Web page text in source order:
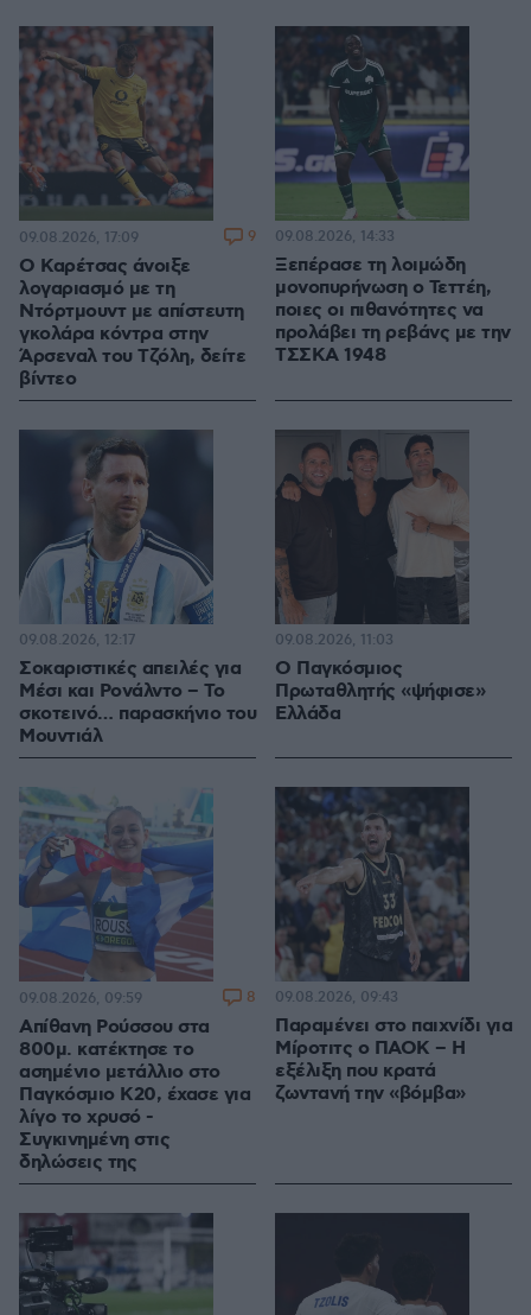
Ο Καρέτσας άνοιξε
λογαριασμό με τη
Ντόρτμουντ με απίστευτη
γκολάρα κόντρα στην
Άρσεναλ του Τζόλη, δείτε
βίντεο
09.08.2026, 17:09 9
Ξεπέρασε τη λοιμώδη
μονοπυρήνωση ο Τεττέη,
ποιες οι πιθανότητες να
προλάβει τη ρεβάνς με την
ΤΣΣΚΑ 1948
09.08.2026, 14:33
Σοκαριστικές απειλές για
Μέσι και Ρονάλντο – Το
σκοτεινό… παρασκήνιο του
Μουντιάλ
09.08.2026, 12:17
Ο Παγκόσμιος
Πρωταθλητής «ψήφισε»
Ελλάδα
09.08.2026, 11:03
Απίθανη Ρούσσου στα
800μ. κατέκτησε το
ασημένιο μετάλλιο στο
Παγκόσμιο Κ20, έχασε για
λίγο το χρυσό -
Συγκινημένη στις
δηλώσεις της
09.08.2026, 09:59 8
Παραμένει στο παιχνίδι για
Μίροτιτς ο ΠΑΟΚ – Η
εξέλιξη που κρατά
ζωντανή την «βόμβα»
09.08.2026, 09:43